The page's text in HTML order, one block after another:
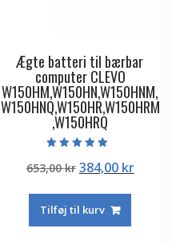
Ægte batteri til bærbar
computer CLEVO
W150HM,W150HN,W150HNM,
W150HNQ,W150HR,W150HRM
,W150HRQ
5.00
ud af 5
653,00kr Den
pris
var:
384,00 krDen
Tilføj til kurv